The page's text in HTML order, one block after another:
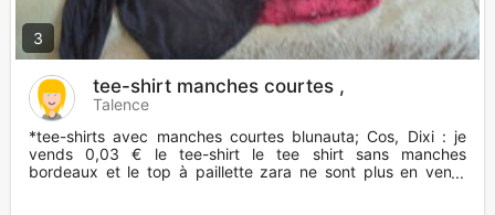
3
tee-shirt manches courtes ,
Talence
*tee-shirts avec manches courtes blunauta; Cos, Dixi : je
vends 0,03 € le tee-shirt le tee shirt sans manches
bordeaux et le top à paillette zara ne sont plus en vente